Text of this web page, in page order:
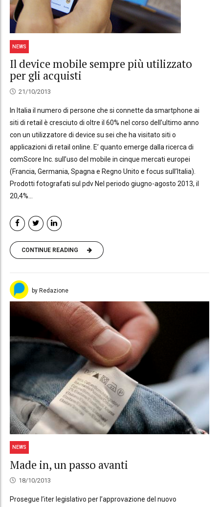
NEWS
Il device mobile sempre più utilizzato
per gli acquisti
21/10/2013
In Italia il numero di persone che si connette da smartphone ai
siti di retail è cresciuto di oltre il 60% nel corso dell’ultimo anno
con un utilizzatore di device su sei che ha visitato siti o
applicazioni di retail online. E’ quanto emerge dalla ricerca di
comScore Inc. sull’uso del mobile in cinque mercati europei
(Francia, Germania, Spagna e Regno Unito e focus sull’Italia).
Prodotti fotografati sul pdv Nel periodo giugno-agosto 2013, il
20,4%...
CONTINUE READING
by Redazione
NEWS
Made in, un passo avanti
18/10/2013
Prosegue l’iter legislativo per l’approvazione del nuovo